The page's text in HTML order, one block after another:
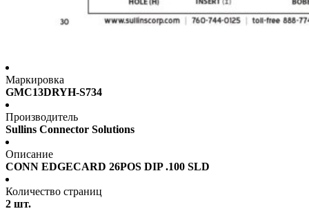
Маркировка
GMC13DRYH-S734
Производитель
Sullins Connector Solutions
Описание
CONN EDGECARD 26POS DIP .100 SLD
Количество страниц
2 шт.